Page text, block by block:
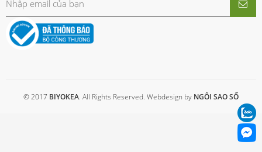
© 2017 BIYOKEA. All Rights Reserved. Webdesign by NGÔI SAO SỐ